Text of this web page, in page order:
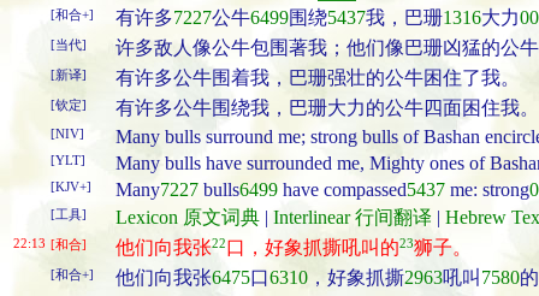
[和合+] 有许多7227公牛6499围绕5437我，巴珊1316大力
[当代] 许多敌人像公牛包围著我；他们像巴珊凶猛的公
[新译] 有许多公牛围着我，巴珊强壮的公牛困住了我。
[钦定] 有许多公牛围绕我，巴珊大力的公牛四面困住我。
[NIV] Many bulls surround me; strong bulls of Bashan
[YLT] Many bulls have surrounded me, Mighty ones of
[KJV+] Many7227 bulls6499 have compassed5437 me: strong
[工具] Lexicon 原文词典 | Interlinear 行间翻译 | Hebrew
22:13 [和合] 他们向我张22口，好象抓撕吼叫的23狮子。
[和合+] 他们向我张6475口6310 ，好象抓撕2963吼叫 7580